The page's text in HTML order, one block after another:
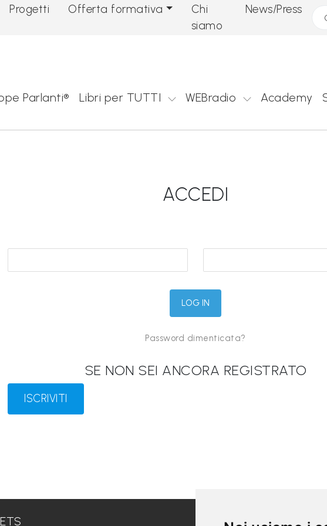
Progetti Offerta formativa
Chi
siamo
News/Press
Parlanti® Libri per TUTTI WEBradio Academy
ACCEDI
Password dimenticata?
SE NON SEI ANCORA REGISTRATO
ISCRIVITI
LINK UTILI